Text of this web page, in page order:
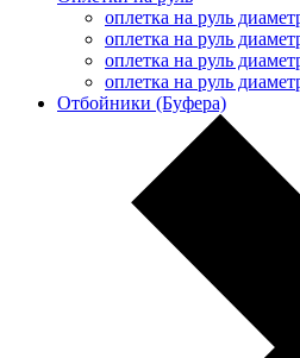
оплетка на руль
оплетка на руль
оплетка на руль
оплетка на руль
Отбойники (Буфера)